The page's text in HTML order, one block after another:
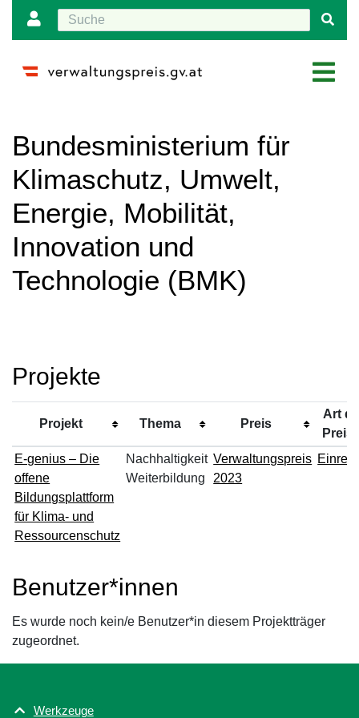
Bundesministerium für
Klimaschutz, Umwelt,
Energie, Mobilität,
Innovation und
Technologie (BMK)
Projekte
Projekt Thema Preis
Art
E-genius – Die
offene
Bildungsplattform
für Klima- und
Ressourcenschutz
Nachhaltigkeit
Weiterbildung
Verwaltungspreis
2023
Benutzer*innen
Es wurde noch kein/e Benutzer*in diesem Projektträger
zugeordnet.
Werkzeuge